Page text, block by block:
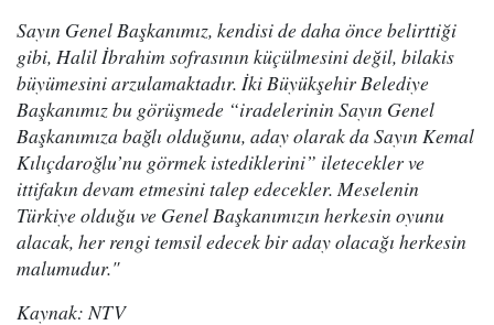
Sayın Genel Başkanımız, kendisi de daha önce belirttiği
gibi, Halil İbrahim sofrasının küçülmesini değil, bilakis
büyümesini arzulamaktadır. İki Büyükşehir Belediye
Başkanımız bu görüşmede “iradelerinin Sayın Genel
Başkanımıza bağlı olduğunu, aday olarak da Sayın Kemal
Kılıçdaroğlu’nu görmek istediklerini” iletecekler ve
ittifakın devam etmesini talep edecekler. Meselenin
Türkiye olduğu ve Genel Başkanımızın herkesin oyunu
alacak, her rengi temsil edecek bir aday olacağı herkesin
malumudur."
Kaynak: NTV